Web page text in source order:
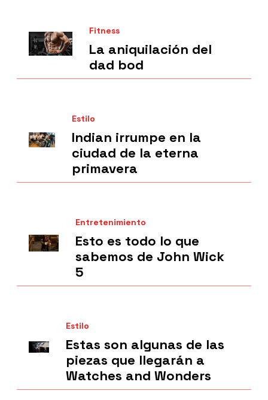
Fitness
La aniquilación del
dad bod
Estilo
Indian irrumpe en la
ciudad de la eterna
primavera
Entretenimiento
Esto es todo lo que
sabemos de John Wick
5
Estilo
Estas son algunas de las
piezas que llegarán a
Watches and Wonders